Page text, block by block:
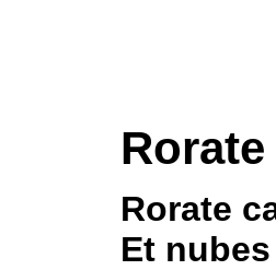
Rorate
Et